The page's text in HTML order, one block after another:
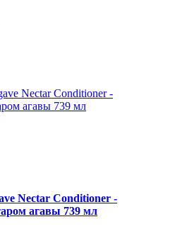
Nectar Conditioner -
агавы 739 мл